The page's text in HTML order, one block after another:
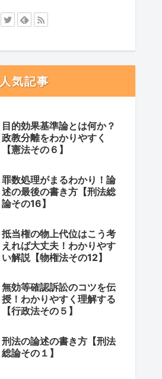
人気記事
目的効果基準論とは何か？
政教分離をわかりやすく
【憲法その６】
罪数処理がまるわかり！論
述の最後の書き方【刑法総
論その16】
抵当権の物上代位はこう考
えれば大丈夫！わかりやす
い解説【物権法その12】
無効等確認訴訟のコツを伝
授！わかりやすく理解する
【行政法その５】
刑法の論述の書き方【刑法
総論その１】